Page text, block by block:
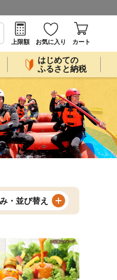
上限額
お気に入り カート
はじめての
ふるさと納税
・並び替え